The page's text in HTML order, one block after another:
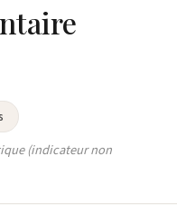
(indicateur non